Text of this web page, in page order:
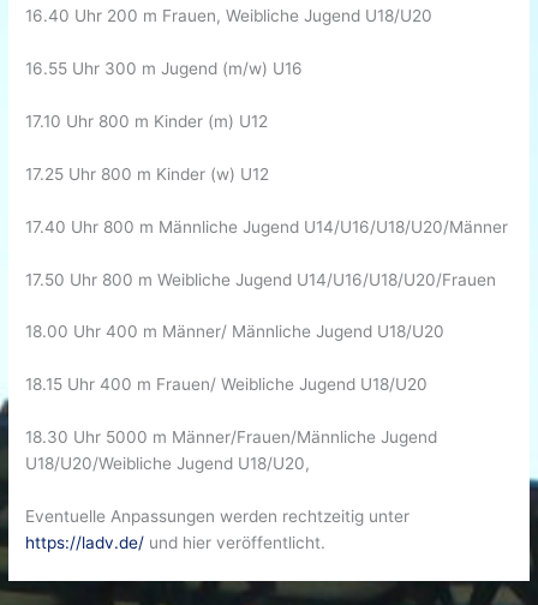
16.40 Uhr 200 m Frauen, Weibliche Jugend U18/U20
16.55 Uhr 300 m Jugend (m/w) U16
17.10 Uhr 800 m Kinder (m) U12
17.25 Uhr 800 m Kinder (w) U12
17.40 Uhr 800 m Männliche Jugend U14/U16/U18/U20/Männer
17.50 Uhr 800 m Weibliche Jugend U14/U16/U18/U20/Frauen
18.00 Uhr 400 m Männer/ Männliche Jugend U18/U20
18.15 Uhr 400 m Frauen/ Weibliche Jugend U18/U20
18.30 Uhr 5000 m Männer/Frauen/Männliche Jugend
U18/U20/Weibliche Jugend U18/U20,
Eventuelle Anpassungen werden rechtzeitig unter
https://ladv.de/ und hier veröffentlicht.